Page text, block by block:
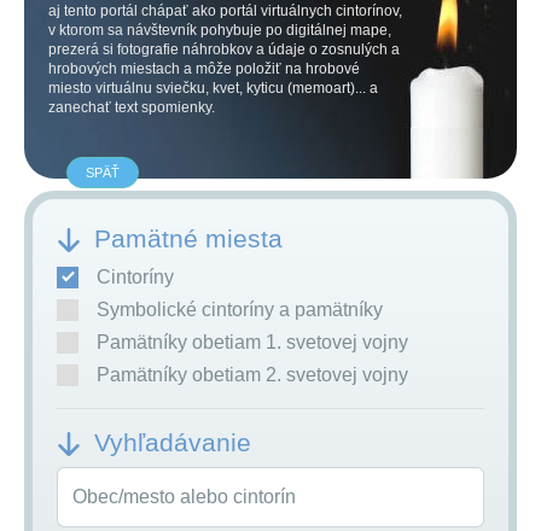
aj tento portál chápať ako portál virtuálnych cintorínov,
v ktorom sa návštevník pohybuje po digitálnej mape,
prezerá si fotografie náhrobkov a údaje o zosnulých a
hrobových miestach a môže položiť na hrobové
miesto virtuálnu sviečku, kvet, kyticu (memoart)... a
zanechať text spomienky.
SPÄŤ
Pamätné miesta
Cintoríny
Symbolické cintoríny a pamätníky
Pamätníky obetiam 1. svetovej vojny
Pamätníky obetiam 2. svetovej vojny
Vyhľadávanie
Obec/mesto alebo cintorín